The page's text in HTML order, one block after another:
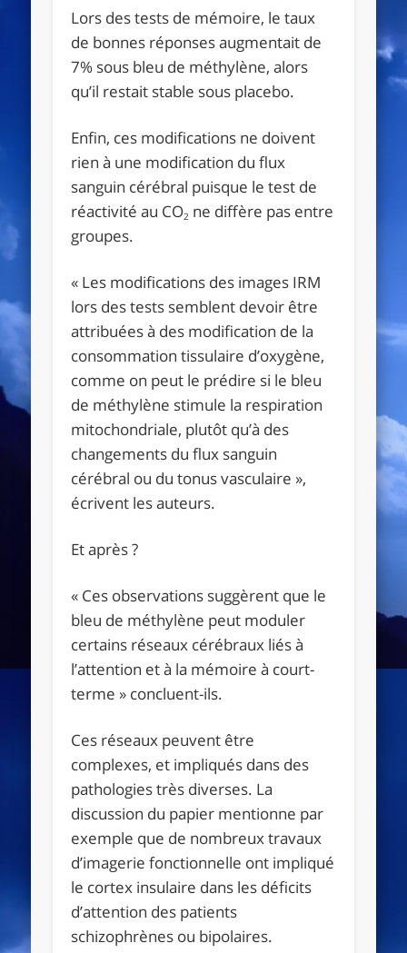
Lors des tests de mémoire, le taux
de bonnes réponses augmentait de
7% sous bleu de méthylène, alors
qu’il restait stable sous placebo.
Enfin, ces modifications ne doivent
rien à une modification du flux
sanguin cérébral puisque le test de
réactivité au CO2 ne diffère pas entre
groupes.
« Les modifications des images IRM
lors des tests semblent devoir être
attribuées à des modification de la
consommation tissulaire d’oxygène,
comme on peut le prédire si le bleu
de méthylène stimule la respiration
mitochondriale, plutôt qu’à des
changements du flux sanguin
cérébral ou du tonus vasculaire »,
écrivent les auteurs.
Et après ?
« Ces observations suggèrent que le
bleu de méthylène peut moduler
certains réseaux cérébraux liés à
l’attention et à la mémoire à court-
terme » concluent-ils.
Ces réseaux peuvent être
complexes, et impliqués dans des
pathologies très diverses. La
discussion du papier mentionne par
exemple que de nombreux travaux
d’imagerie fonctionnelle ont impliqué
le cortex insulaire dans les déficits
d’attention des patients
schizophrènes ou bipolaires.